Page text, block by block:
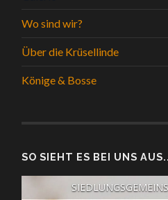
Wo sind wir?
Über die Krüsellinde
Könige & Bosse
SO SIEHT ES BEI UNS